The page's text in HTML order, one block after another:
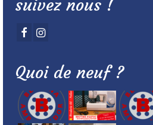
suivez nous !
Quoi de neuf ?